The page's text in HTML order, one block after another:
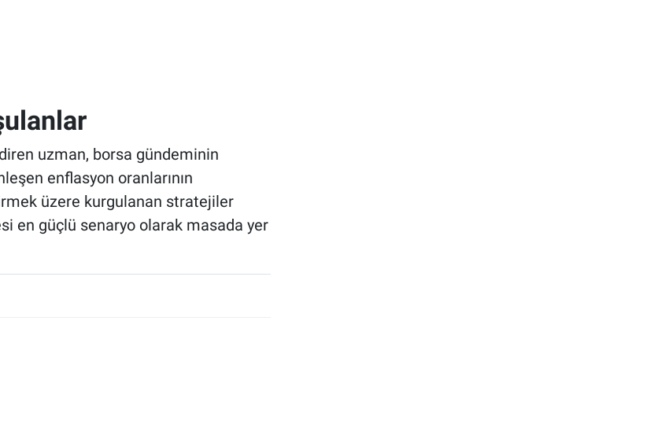
uzman, borsa gündeminin
enflasyon oranlarının
üzere kurgulanan stratejiler
en güçlü senaryo olarak masada yer